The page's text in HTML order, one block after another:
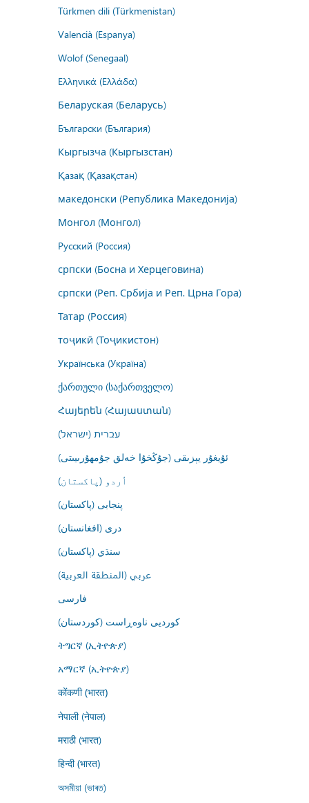
Türkmen dili (Türkmenistan)
Valencià (Espanya)
Wolof (Senegaal)
Ελληνικά (Ελλάδα)
Беларуская (Беларусь)
Български (България)
Кыргызча (Кыргызстан)
Қазақ (Қазақстан)
македонски (Република Македонија)
Монгол (Монгол)
Русский (Россия)
српски (Босна и Херцеговина)
српски (Реп. Србија и Реп. Црна Гора)
Татар (Россия)
тоҷикӣ (Тоҷикистон)
Українська (Україна)
ქართული (საქართველო)
Հայերեն (Հայաստան)
עברית (ישראל)
ئۇيغۇر يېزىقى (جۇڭخۇا خەلق جۇمھۇرىيىتى)
اُردو (پاکستان)
پنجابی (پاکستان)
درى (افغانستان)
سنڌي (پاکستان)
عربي (المنطقة العربية)
فارسى
کوردیی ناوەڕاست (کوردستان)
ትግርኛ (ኢትዮጵያ)
አማርኛ (ኢትዮጵያ)
कोंकणी (भारत)
नेपाली (नेपाल)
मराठी (भारत)
हिन्दी (भारत)
অসমীয়া (ভাৰত)